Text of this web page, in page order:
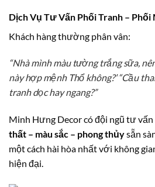
Dịch Vụ Tư Vấn Phối Tranh –
Khách hàng thường phân vân:
“Nhà mình màu tường trắng sữa,
này hợp mệnh Thổ không?”“Cầu
tranh dọc hay ngang?”
Minh Hưng Decor có đội ngũ tư vấn
thất – màu sắc – phong thủysẵn
một cách hài hòa nhất với không
hiện đại.